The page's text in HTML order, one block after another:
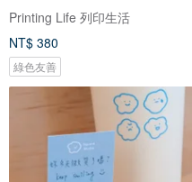
物
Printing Life 列印生活
NT$ 380
綠色友善